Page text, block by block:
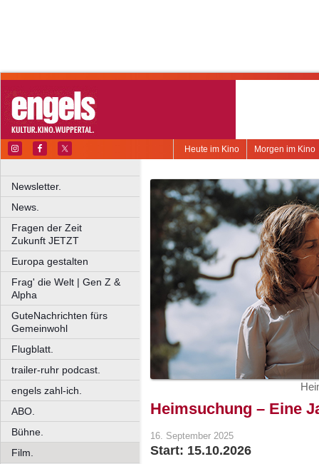
Morgen im Kino
Heute im Kino
Newsletter.
News.
Fragen der Zeit
Zukunft JETZT
Europa gestalten
Frag' die Welt | Gen Z &
Alpha
GuteNachrichten fürs
Gemeinwohl
Flugblatt.
trailer-ruhr podcast.
engels zahl-ich.
ABO.
Bühne.
Film.
Heimsuchung – Eine
16. September 2025
Start: 15.10.2026